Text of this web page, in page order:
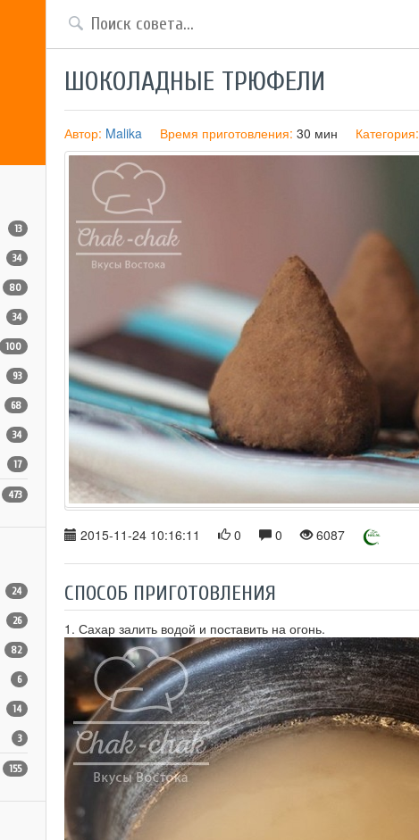
13
34
80
34
100
93
68
34
17
473
24
26
82
6
14
3
155
ШОКОЛАДНЫЕ ТРЮФЕЛИ
Автор: Malika Время приготовления: 30 мин Категория:
2015-11-24 10:16:11 0 0 6087
СПОСОБ ПРИГОТОВЛЕНИЯ
1. Сахар залить водой и поставить на огонь.